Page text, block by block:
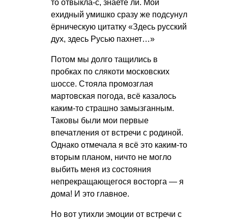
то отвыкла-с, знаете ли. Мой
ехидный умишко сразу же подсунул
ёрническую цитатку «Здесь русский
дух, здесь Русью пахнет…»
Потом мы долго тащились в
пробках по слякоти московских
шоссе. Стояла промозглая
мартовская погода, всё казалось
каким-то страшно замызганным.
Таковы были мои первые
впечатления от встречи с родиной.
Однако отмечала я всё это каким-то
вторым планом, ничто не могло
выбить меня из состояния
непрекращающегося восторга — я
дома! И это главное.
Но вот утихли эмоции от встречи с